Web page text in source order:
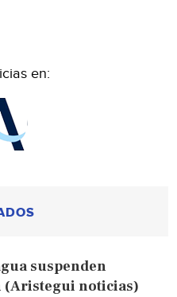
en:
suspenden
noticias)